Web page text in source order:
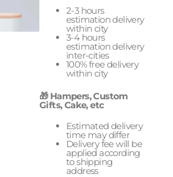
2-3 hours
estimation delivery
within city
3-4 hours
estimation delivery
inter-cities
100% free delivery
within city
🎁 Hampers, Custom
Gifts, Cake, etc
Estimated delivery
time may differ
Delivery fee will be
applied according
to shipping
address